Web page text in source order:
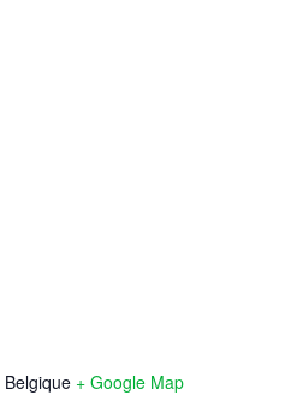
Belgique + Google Map